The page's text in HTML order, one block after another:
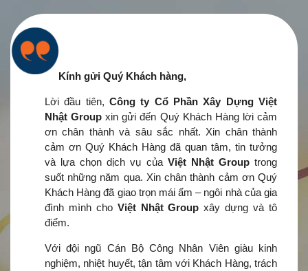
Kính gửi Quý Khách hàng,
Lời đầu tiên, Công ty Cổ Phần Xây Dựng Việt
Nhật Group xin gửi đến Quý Khách Hàng lời cảm
ơn chân thành và sâu sắc nhất. Xin chân thành
cảm ơn Quý Khách Hàng đã quan tâm, tin tưởng
và lựa chọn dịch vụ của Việt Nhật Grouptrong
suốt những năm qua. Xin chân thành cảm ơn Quý
Khách Hàng đã giao trọn mái ấm – ngôi nhà của gia
đình mình cho Việt Nhật Group xây dựng và tô
điểm.
Với đội ngũ Cán Bộ Công Nhân Viên giàu kinh
nghiệm, nhiệt huyết, tận tâm với Khách Hàng, trách